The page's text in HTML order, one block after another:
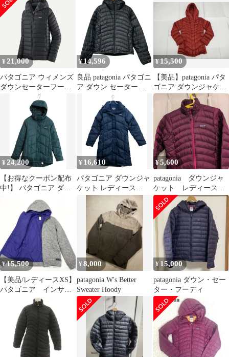
ダウンジャケット
¥21,000
パタゴニア ウィメンズ
ダウンセーターフーデ
ィ S ブラック 84711
¥ 14,596
良品 patagonia パタゴニ
ア ダウン セーター フ
ーディ ジャケット
84710 サイズS ブラッ
ク レディース 古着 中
古 USED
¥15,500
【美品】patagonia パタ
ゴニア ダウンジャケッ
ト レディース XS
¥24,200
【お得なクーポン配布
中!】 パタゴニア ダウ
ン ウィズ イット ジャ
ケット レディース XS
古着 19年製 600フィル
パーカー ナイロン ブル
ゾン キルティング フル
ジップ
¥ 16,610
パタゴニア ダウンジャ
ケット レディース
SIZE M patagonia
¥5,600
patagonia ダウンジャ
ケット レディース
XS 84682 セーター
¥15,500
【美品/レディースXS】
パタゴニア インサレ
ーテッド ベターセー
ター フーディ
¥8,000
patagonia W's Better
Sweater Hoody
¥ 15,000
patagonia ダウン・セー
ター・フーディ